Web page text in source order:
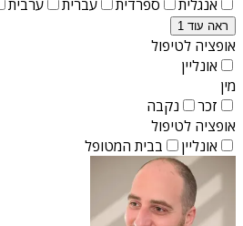
אנגלית
ספרדית עברית ערבית
ראה עוד 1
אופציה לטיפול
אונליין
מין
זכר
נקבה
אופציה לטיפול
אונליין
בבית המטופל